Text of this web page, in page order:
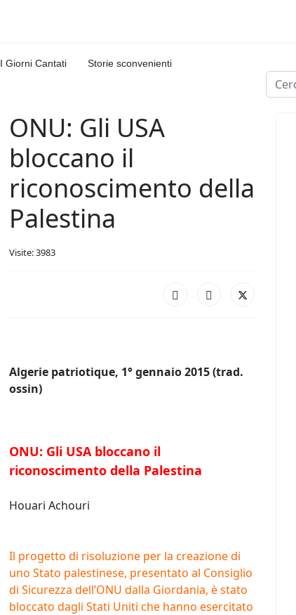
I Giorni Cantati Storie sconvenienti
Cerca
ONU: Gli USA
bloccano il
riconoscimento della
Palestina
Visite: 3983
Algerie patriotique, 1° gennaio 2015 (trad.
ossin)
ONU: Gli USA bloccano il
riconoscimento della Palestina
Houari Achouri
Il progetto di risoluzione per la creazione di
uno Stato palestinese, presentato al Consiglio
di Sicurezza dell’ONU dalla Giordania, è stato
bloccato dagli Stati Uniti che hanno esercitato